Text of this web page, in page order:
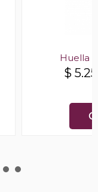
Huella
$